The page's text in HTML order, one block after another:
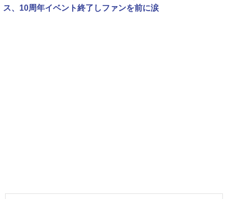
ス、10周年イベント終了しファンを前に涙